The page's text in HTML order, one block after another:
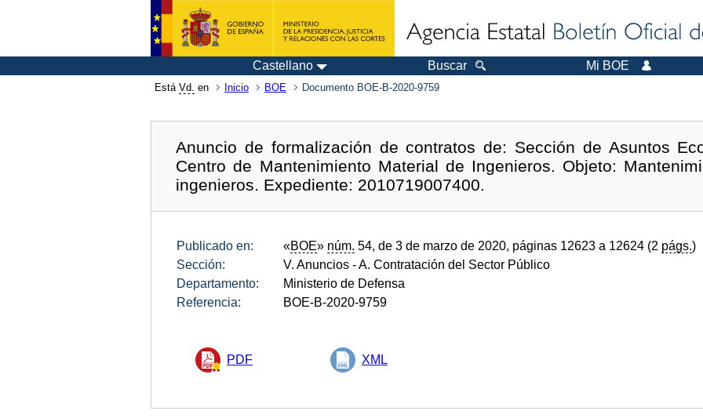
Castellano Buscar Mi BOE
Está Vd. en Inicio BOE Documento BOE-B-2020-9759
Anuncio de formalización de contratos de: Sección de Asuntos
Centro de Mantenimiento Material de Ingenieros. Objeto:
ingenieros. Expediente: 2010719007400.
Publicado en: «BOE» núm. 54, de 3 de marzo de 2020, páginas 12623 a 12624 (2 págs.)
Sección:
V. Anuncios - A. Contratación del Sector Público
Departamento:
Ministerio de Defensa
Referencia:
BOE-B-2020-9759
PDF XML